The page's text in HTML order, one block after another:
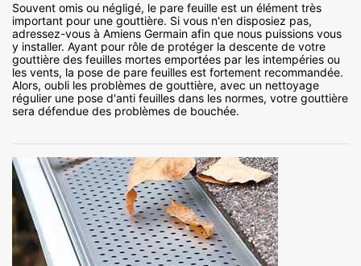
Souvent omis ou négligé, le pare feuille est un élément très
important pour une gouttière. Si vous n'en disposiez pas,
adressez-vous à Amiens Germain afin que nous puissions vous
y installer. Ayant pour rôle de protéger la descente de votre
gouttière des feuilles mortes emportées par les intempéries ou
les vents, la pose de pare feuilles est fortement recommandée.
Alors, oubli les problèmes de gouttière, avec un nettoyage
régulier une pose d'anti feuilles dans les normes, votre gouttière
sera défendue des problèmes de bouchée.